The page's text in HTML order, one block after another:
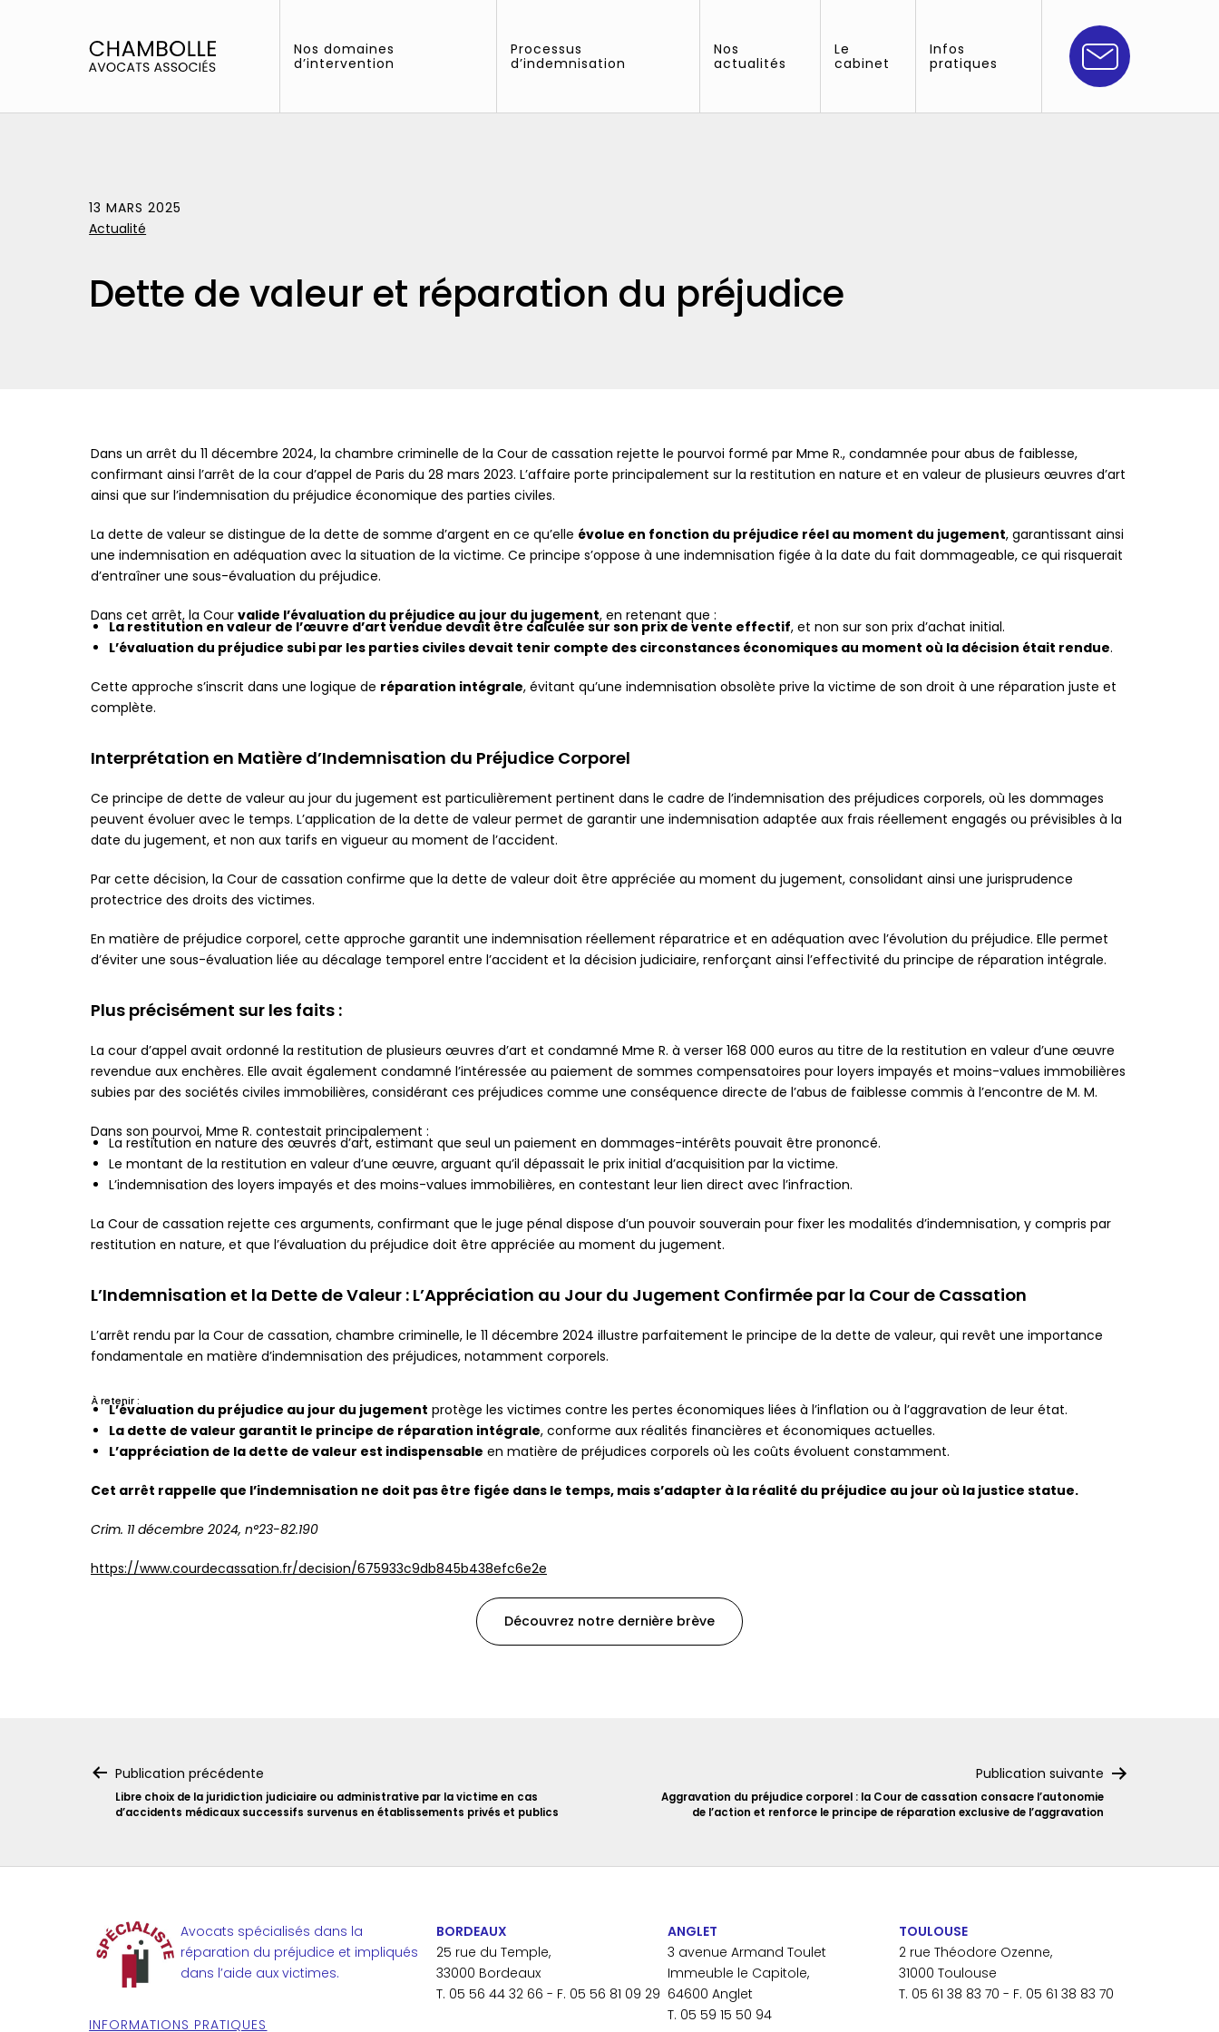
Nos domaines
d’intervention
Processus
d’indemnisation
Nos
actualités
Le
cabinet
Infos
pratiques
Paraplégie, tétraplégie et amputation
×
13 MARS 2025
Actualité
Dette de valeur et réparation du préjudice
Dans un arrêt du 11 décembre 2024, la chambre criminelle de la Cour de cassation rejette le pourvoi formé par Mme R., condamnée pour abus de faiblesse,
confirmant ainsi l’arrêt de la cour d’appel de Paris du 28 mars 2023. L’affaire porte principalement sur la restitution en nature et en valeur de plusieurs œuvres d’art
ainsi que sur l’indemnisation du préjudice économique des parties civiles.
La dette de valeur se distingue de la dette de somme d’argent en ce qu’elle évolue en fonction du préjudice réel au moment du jugement, garantissant ainsi
une indemnisation en adéquation avec la situation de la victime. Ce principe s’oppose à une indemnisation figée à la date du fait dommageable, ce qui risquerait
d’entraîner une sous-évaluation du préjudice.
Dans cet arrêt, la Cour valide l’évaluation du préjudice au jour du jugement, en retenant que :
La restitution en valeur de l’œuvre d’art vendue devait être calculée sur son prix de vente effectif, et non sur son prix d’achat initial.
L’évaluation du préjudice subi par les parties civiles devait tenir compte des circonstances économiques au moment où la décision était rendue.
Cette approche s’inscrit dans une logique de réparation intégrale, évitant qu’une indemnisation obsolète prive la victime de son droit à une réparation juste et
complète.
Interprétation en Matière d’Indemnisation du Préjudice Corporel
Ce principe de dette de valeur au jour du jugement est particulièrement pertinent dans le cadre de l’indemnisation des préjudices corporels, où les dommages
peuvent évoluer avec le temps. L’application de la dette de valeur permet de garantir une indemnisation adaptée aux frais réellement engagés ou prévisibles à la
date du jugement, et non aux tarifs en vigueur au moment de l’accident.
Par cette décision, la Cour de cassation confirme que la dette de valeur doit être appréciée au moment du jugement, consolidant ainsi une jurisprudence
protectrice des droits des victimes.
En matière de préjudice corporel, cette approche garantit une indemnisation réellement réparatrice et en adéquation avec l’évolution du préjudice. Elle permet
d’éviter une sous-évaluation liée au décalage temporel entre l’accident et la décision judiciaire, renforçant ainsi l’effectivité du principe de réparation intégrale.
Plus précisément sur les faits :
La cour d’appel avait ordonné la restitution de plusieurs œuvres d’art et condamné Mme R. à verser 168 000 euros au titre de la restitution en valeur d’une œuvre
revendue aux enchères. Elle avait également condamné l’intéressée au paiement de sommes compensatoires pour loyers impayés et moins-values immobilières
subies par des sociétés civiles immobilières, considérant ces préjudices comme une conséquence directe de l’abus de faiblesse commis à l’encontre de M. M.
Dans son pourvoi, Mme R. contestait principalement :
La restitution en nature des œuvres d’art, estimant que seul un paiement en dommages-intérêts pouvait être prononcé.
Le montant de la restitution en valeur d’une œuvre, arguant qu’il dépassait le prix initial d’acquisition par la victime.
L’indemnisation des loyers impayés et des moins-values immobilières, en contestant leur lien direct avec l’infraction.
La Cour de cassation rejette ces arguments, confirmant que le juge pénal dispose d’un pouvoir souverain pour fixer les modalités d’indemnisation, y compris par
restitution en nature, et que l’évaluation du préjudice doit être appréciée au moment du jugement.
L’Indemnisation et la Dette de Valeur : L’Appréciation au Jour du Jugement Confirmée par la Cour de Cassation
L’arrêt rendu par la Cour de cassation, chambre criminelle, le 11 décembre 2024 illustre parfaitement le principe de la dette de valeur, qui revêt une importance
fondamentale en matière d’indemnisation des préjudices, notamment corporels.
À retenir :
L’évaluation du préjudice au jour du jugement protège les victimes contre les pertes économiques liées à l’inflation ou à l’aggravation de leur état.
La dette de valeur garantit le principe de réparation intégrale, conforme aux réalités financières et économiques actuelles.
L’appréciation de la dette de valeur est indispensable en matière de préjudices corporels où les coûts évoluent constamment.
Cet arrêt rappelle que l’indemnisation ne doit pas être figée dans le temps, mais s’adapter à la réalité du préjudice au jour où la justice statue.
Crim. 11 décembre 2024, n°23-82.190
https://www.courdecassation.fr/decision/675933c9db845b438efc6e2e
Découvrez notre dernière brève
Navigation Publication précédente
Libre choix de la juridiction judiciaire ou administrative par la victime en cas
d’accidents médicaux successifs survenus en établissements privés et publics
Publication suivante
Aggravation du préjudice corporel : la Cour de cassation consacre l’autonomie
de l’action et renforce le principe de réparation exclusive de l’aggravation
Avocats spécialisés dans la
réparation du préjudice et impliqués
dans l’aide aux victimes.
INFORMATIONS PRATIQUES
BORDEAUX
25 rue du Temple,
33000 Bordeaux
T. 05 56 44 32 66 - F. 05 56 81 09 29
ANGLET
3 avenue Armand Toulet
Immeuble le Capitole,
64600 Anglet
T. 05 59 15 50 94
TOULOUSE
2 rue Théodore Ozenne,
31000 Toulouse
T. 05 61 38 83 70 - F. 05 61 38 83 70